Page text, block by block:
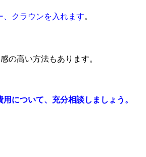
、クラウンを入れます。
の高い方法もあります。
用について、充分相談しましょう。